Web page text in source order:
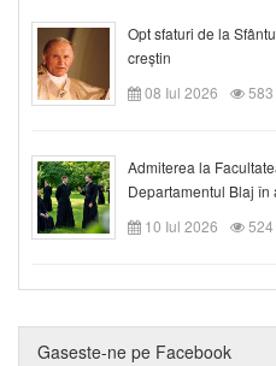
Opt sfaturi de la
creștin
08 Iul 2026
583
Admiterea la
Departamentul Blaj
10 Iul 2026
524
Gaseste-ne pe Facebook